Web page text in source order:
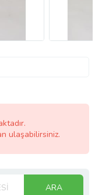
ulaşabilirsiniz.
ARA